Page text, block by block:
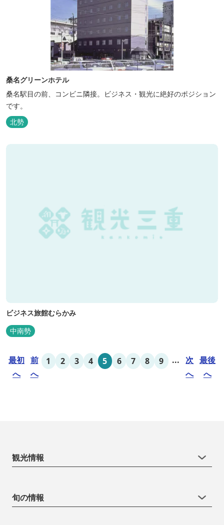
桑名グリーンホテル
桑名駅目の前、コンビニ隣接。ビジネス・観光に絶好のポジション
です。
北勢
ビジネス旅館むらかみ
中南勢
最初
へ
前
へ
1 2 3 4 5 6 7 8 9 ...
次
へ
最後
へ
観光情報
旬の情報